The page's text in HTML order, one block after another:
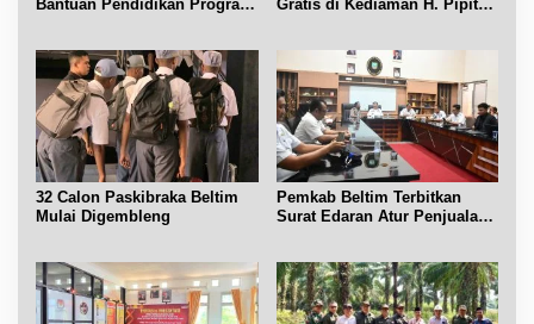
Bantuan Pendidikan Program
Gratis di Kediaman H. Pipit
32 Calon Paskibraka Beltim
Mulai Digembleng
Pemkab Beltim Terbitkan
Surat Edaran Atur Penjualan